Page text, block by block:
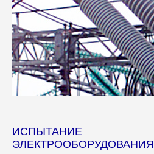
ИСПЫТАНИЕ
ЭЛЕКТРООБОРУДОВАНИЯ